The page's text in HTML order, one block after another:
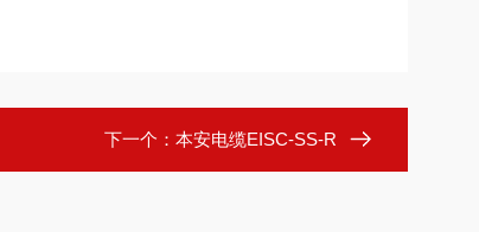
下一个： 本安电缆EISC-SS-R